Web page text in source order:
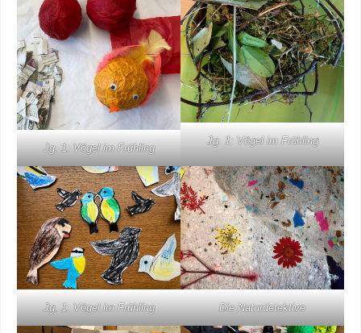
Jg. 1: Vögel im Frühling
Jg. 1: Vögel im Frühling
Jg. 1: Vögel im Frühling Die Naturdetektive